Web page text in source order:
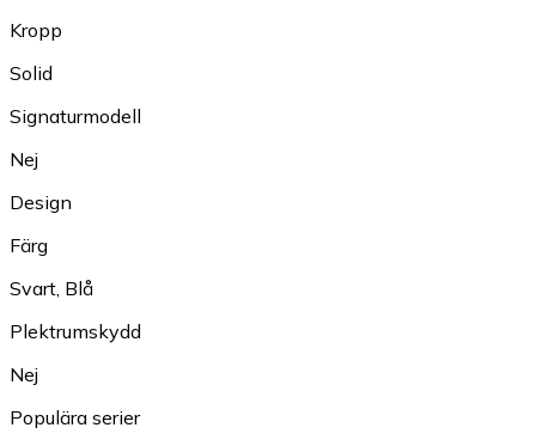
Kropp
Solid
Signaturmodell
Nej
Design
Färg
Svart Blå
Plektrumskydd
Nej
Populära serier